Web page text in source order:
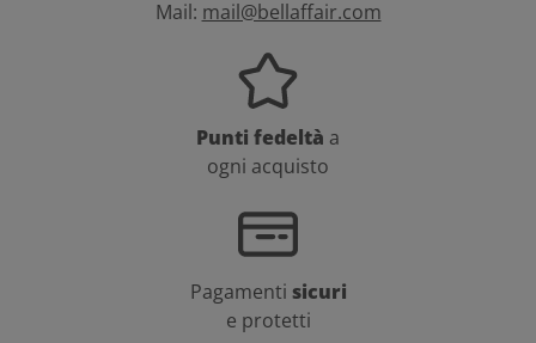
Mail: mail@bellaffair.com
Punti fedeltà a
ogni acquisto
Pagamenti sicuri
e protetti